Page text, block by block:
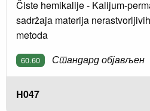
Čiste hemikalije - Kalijum-
sadržaja materija
metoda
60.60 Стандард објављен
H047